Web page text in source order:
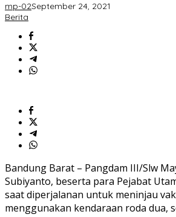
mp-02September 24, 2021
Berita
Bandung Barat – Pangdam III/Slw
Subiyanto, beserta para Pejabat
saat diperjalanan untuk meninjau
menggunakan kendaraan roda dua,